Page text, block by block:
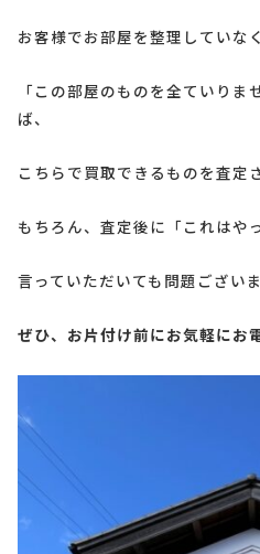
お客様でお部屋を整理していな
「この部屋のものを全ていりま
ば、
こちらで買取できるものを査定
もちろん、査定後に「これはや
言っていただいても問題ございま
ぜひ、お片付け前にお気軽にお